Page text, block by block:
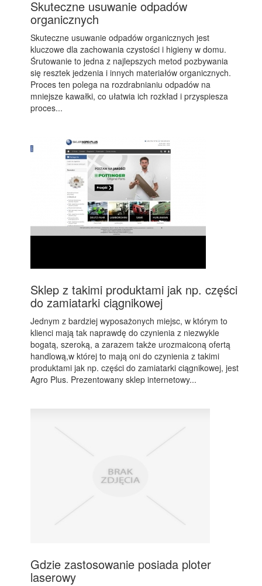
Skuteczne usuwanie odpadów
organicznych
Skuteczne usuwanie odpadów organicznych jest
kluczowe dla zachowania czystości i higieny w domu.
Śrutowanie to jedna z najlepszych metod pozbywania
się resztek jedzenia i innych materiałów organicznych.
Proces ten polega na rozdrabnianiu odpadów na
mniejsze kawałki, co ułatwia ich rozkład i przyspiesza
proces...
Sklep z takimi produktami jak np. części
do zamiatarki ciągnikowej
Jednym z bardziej wyposażonych miejsc, w którym to
klienci mają tak naprawdę do czynienia z niezwykle
bogatą, szeroką, a zarazem także urozmaiconą ofertą
handlową,w której to mają oni do czynienia z takimi
produktami jak np. części do zamiatarki ciągnikowej, jest
Agro Plus. Prezentowany sklep internetowy...
Gdzie zastosowanie posiada ploter
laserowy